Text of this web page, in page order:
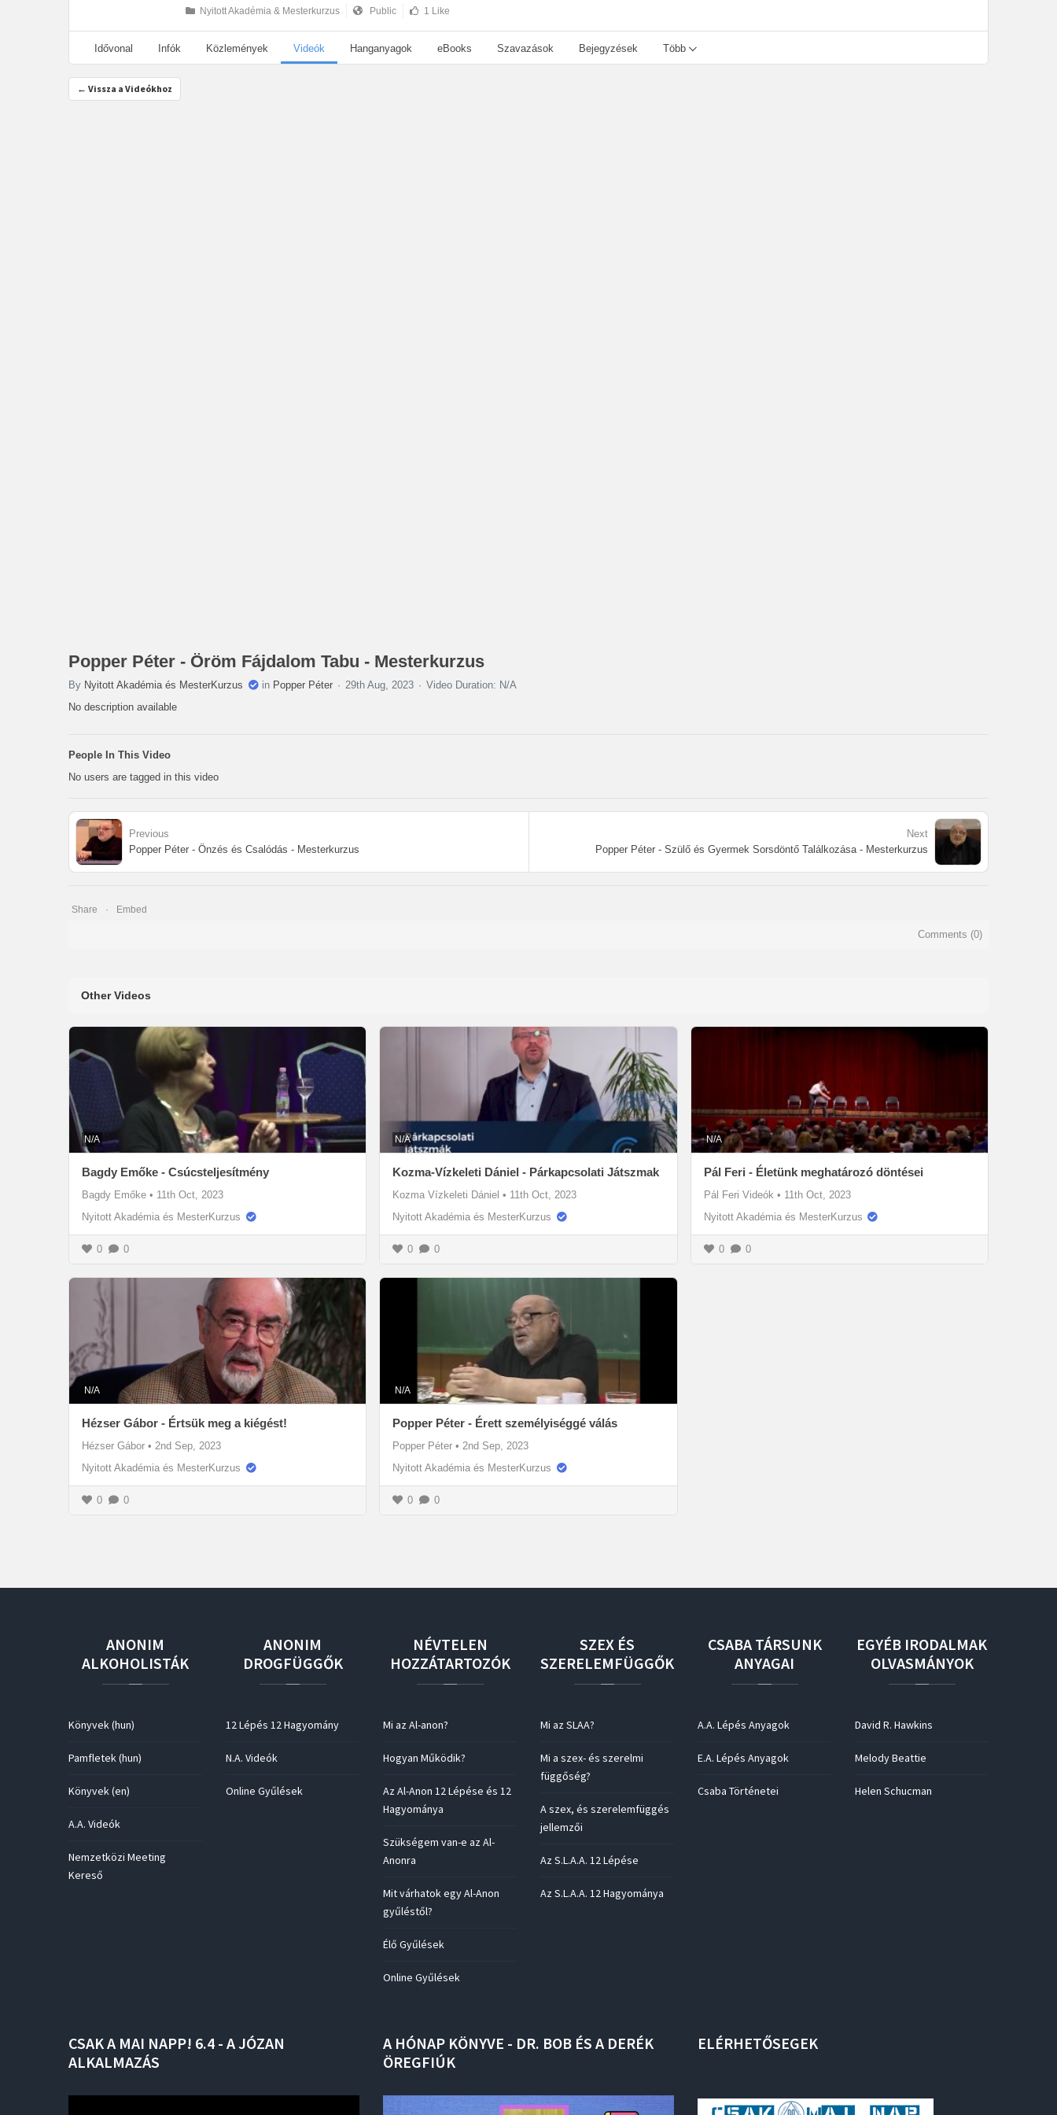
Nyitott Akadémia & Mesterkurzus Public 1 Like
Idővonal Infók Közlemények Videók Hanganyagok eBooks Szavazások Bejegyzések Több
← Vissza a Videókhoz
Popper Péter - Öröm Fájdalom Tabu - Mesterkurzus
By Nyitott Akadémia és MesterKurzus in Popper Péter 29th Aug, 2023
Video Duration: N/A
No description available
People In This Video
No users are tagged in this video
Previous
Popper Péter - Önzés és Csalódás - Mesterkurzus
Next
Popper Péter - Szülő és Gyermek Sorsdöntő Találkozása - Mesterkurzus
Share Embed
Comments (0)
Other Videos
N/A
Bagdy Emőke - Csúcsteljesítmény
Bagdy Emőke • 11th Oct, 2023
Nyitott Akadémia és MesterKurzus
0 0
N/A
Kozma-Vízkeleti Dániel - Párkapcsolati Játszmak
Kozma Vízkeleti Dániel • 11th Oct, 2023
Nyitott Akadémia és MesterKurzus
0 0
N/A
Pál Feri - Életünk meghatározó döntései
Pál Feri Videók • 11th Oct, 2023
Nyitott Akadémia és MesterKurzus
0 0
N/A
Hézser Gábor - Értsük meg a kiégést!
Hézser Gábor • 2nd Sep, 2023
Nyitott Akadémia és MesterKurzus
0 0
N/A
Popper Péter - Érett személyiséggé válás
Popper Péter • 2nd Sep, 2023
Nyitott Akadémia és MesterKurzus
0 0
ANONIM
ALKOHOLISTÁK
Könyvek (hun)
Pamfletek (hun)
Könyvek (en)
A.A. Videók
Nemzetközi Meeting
Kereső
ANONIM
DROGFÜGGŐK
12 Lépés 12 Hagyomány
N.A. Videók
Online Gyűlések
NÉVTELEN
HOZZÁTARTOZÓK
Mi az Al-anon?
Hogyan Működik?
Az Al-Anon 12 Lépése és 12
Hagyománya
Szükségem van-e az Al-
Anonra
Mit várhatok egy Al-Anon
gyűléstől?
Élő Gyűlések
Online Gyűlések
SZEX ÉS
SZERELEMFÜGGŐK
Mi az SLAA?
Mi a szex- és szerelmi
függőség?
A szex, és szerelemfüggés
jellemzői
Az S.L.A.A. 12 Lépése
Az S.L.A.A. 12 Hagyománya
CSABA TÁRSUNK
ANYAGAI
A.A. Lépés Anyagok
E.A. Lépés Anyagok
Csaba Történetei
EGYÉB IRODALMAK
OLVASMÁNYOK
David R. Hawkins
Melody Beattie
Helen Schucman
CSAKA MAI NAPP! 6.4 - AJÓZAN
ALKALMAZÁS
A HÓNAP KÖNYVE - DR. BOB ÉS A DERÉK
ÖREGFIÚK
ELÉRHETŐSEGEK